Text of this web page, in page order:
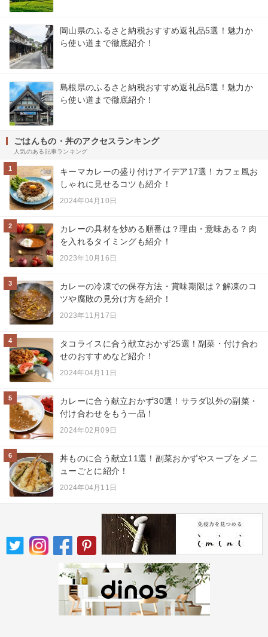
岡山県のふるさと納税おすすめ返礼品5選！魅力か
ら使い道まで徹底紹介！
島根県のふるさと納税おすすめ返礼品5選！魅力か
ら使い道まで徹底紹介！
ごはんもの・丼のアクセスランキング
人気のある記事ランキング
1
キーマカレーの盛り付けアイデア17選！カフェ風お
しゃれに見せるコツも紹介！
2024年04月10日
2
カレーの具材を炒める順番は？理由・意味ある？肉
を入れるタイミングも紹介！
2023年10月16日
3
カレーの冷凍での保存方法・賞味期限は？解凍のコ
ツや腐敗の見分け方を紹介！
2023年11月17日
4
タコライスに合う献立おかず25選！副菜・付け合わ
せのおすすめなど紹介！
2024年04月11日
5
カレーに合う献立おかず30選！サラダ以外の副菜・
付け合わせをもう一品！
2024年02月09日
6
丼ものに合う献立11選！副菜おかずやスープをメニ
ューごとに紹介！
2024年04月11日